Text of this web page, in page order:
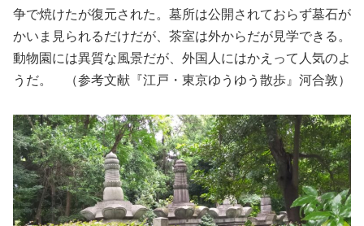
争で焼けたが復元された。墓所は公開されておらず墓石が
かいま見られるだけだが、茶室は外からだが見学できる。
動物園には異質な風景だが、外国人にはかえって人気のよ
うだ。 （参考文献『江戸・東京ゆうゆう散歩』河合敦）